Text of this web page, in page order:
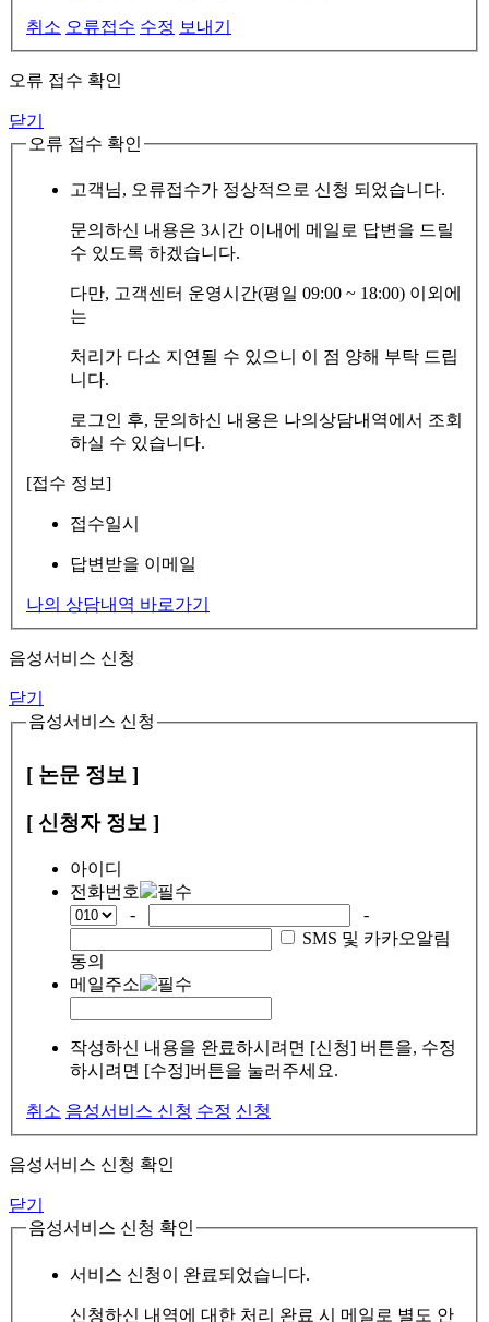
취소 오류접수 수정 보내기
오류 접수 확인
닫기
오류 접수 확인
고객님, 오류접수가 정상적으로 신청 되었습니다.
문의하신 내용은 3시간 이내에 메일로 답변을 드릴
수 있도록 하겠습니다.
다만, 고객센터 운영시간(평일 09:00 ~ 18:00) 이외에
는
처리가 다소 지연될 수 있으니 이 점 양해 부탁 드립
니다.
로그인 후, 문의하신 내용은 나의상담내역에서 조회
하실 수 있습니다.
[접수 정보]
접수일시
답변받을 이메일
나의 상담내역 바로가기
음성서비스 신청
닫기
음성서비스 신청
[ 논문 정보 ]
[ 신청자 정보 ]
아이디
전화번호
-
-
SMS 및 카카오알림
동의
메일주소
작성하신 내용을 완료하시려면 [신청] 버튼을, 수정
하시려면 [수정]버튼을 눌러주세요.
취소 음성서비스 신청 수정 신청
음성서비스 신청 확인
닫기
음성서비스 신청 확인
서비스 신청이 완료되었습니다.
신청하신 내역에 대한 처리 완료 시 메일로 별도 안